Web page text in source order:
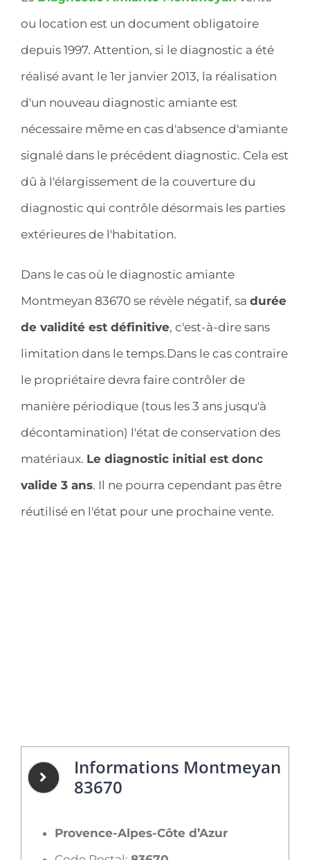
ou location est un document obligatoire
depuis 1997. Attention, si le diagnostic a été
réalisé avant le 1er janvier 2013, la réalisation
d'un nouveau diagnostic amiante est
nécessaire même en cas d'absence d'amiante
signalé dans le précédent diagnostic. Cela est
dû à l'élargissement de la couverture du
diagnostic qui contrôle désormais les parties
extérieures de l'habitation.
Dans le cas où le diagnostic amiante
Montmeyan 83670 se révèle négatif, sa durée
de validité est définitive, c'est-à-dire sans
limitation dans le temps.Dans le cas contraire
le propriétaire devra faire contrôler de
manière périodique (tous les 3 ans jusqu'à
décontamination) l'état de conservation des
matériaux. Le diagnostic initial est donc
valide 3 ans. Il ne pourra cependant pas être
réutilisé en l'état pour une prochaine vente.
Informations Montmeyan
83670
Provence-Alpes-Côte d’Azur